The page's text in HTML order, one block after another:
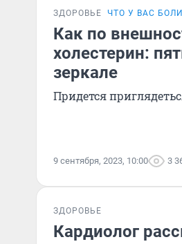
ЗДОРОВЬЕ ЧТО У ВАС
Как по
холестерин:
зеркале
Придется
9 сентября, 2023, 10:00 3
ЗДОРОВЬЕ
Кардиолог